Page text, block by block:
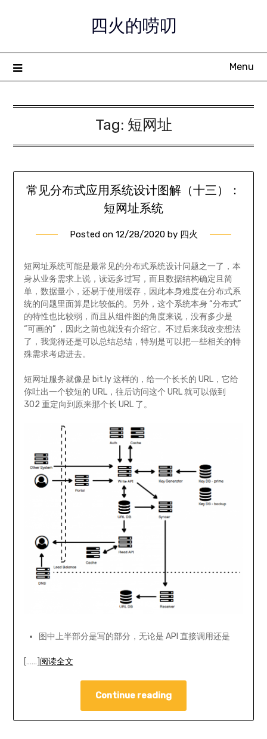
四火的唠叨
Menu
Tag: 短网址
常见分布式应用系统设计图解（十三）：
短网址系统
Posted on 12/28/2020by 四火
短网址系统可能是最常见的分布式系统设计问题之一了，本
身从业务需求上说，读远多过写，而且数据结构确定且简
单，数据量小，还易于使用缓存，因此本身难度在分布式系
统的问题里面算是比较低的。另外，这个系统本身 “分布式”
的特性也比较弱，而且从组件图的角度来说，没有多少是
“可画的” ，因此之前也就没有介绍它。不过后来我改变想法
了，我觉得还是可以总结总结，特别是可以把一些相关的特
殊需求考虑进去。
短网址服务就像是 bit.ly 这样的，给一个长长的 URL，它给
你吐出一个较短的 URL，往后访问这个 URL 就可以做到
302 重定向到原来那个长 URL 了。
图中上半部分是写的部分，无论是 API 直接调用还是
[……] 阅读全文
Continue reading